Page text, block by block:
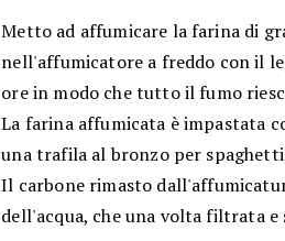
Metto ad affumicare la farina di
nell'affumicatore a freddo con il
ore in modo che tutto il fumo
La farina affumicata è impastata
una trafila al bronzo per
Il carbone rimasto
dell'acqua, che una volta filtrata